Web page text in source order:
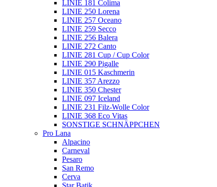
LINIE 181 Colima
LINIE 250 Lorena
LINIE 257 Oceano
LINIE 259 Secco
LINIE 256 Balera
LINIE 272 Canto
LINIE 281 Cup / Cup Color
LINIE 290 Pigalle
LINIE 015 Kaschmerin
LINIE 357 Arezzo
LINIE 350 Chester
LINIE 097 Iceland
LINIE 231 Filz-Wolle Color
LINIE 368 Eco Vitas
SONSTIGE SCHNÄPPCHEN
Pro Lana
Alpacino
Carneval
Pesaro
San Remo
Cerva
Star Batik